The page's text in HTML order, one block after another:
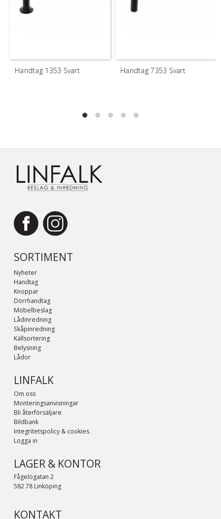
Handtag 1353 Svart Handtag 7353 Svart
SORTIMENT
Nyheter
Handtag
Knoppar
Dörrhandtag
Möbelbeslag
Lådinredning
Skåpinredning
Källsortering
Belysning
Lådor
LINFALK
Om oss
Monteringsanvisningar
Bli återförsäljare
Bildbank
Integritetspolicy & cookies
Logga in
LAGER & KONTOR
Fågelögatan 2
582 78 Linköping
KONTAKT